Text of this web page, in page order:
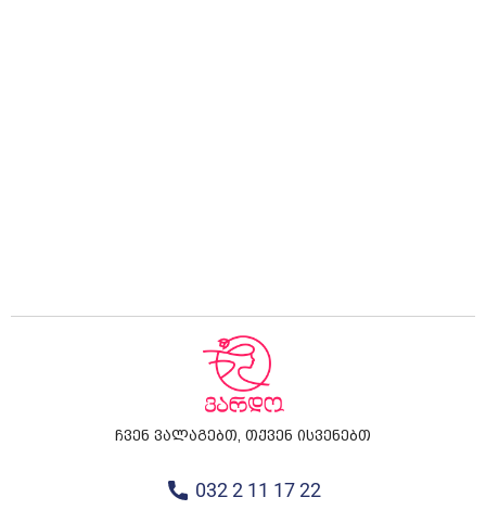
ჩვენ ვალაგებთ, თქვენ ისვენებთ
032 2 11 17 22